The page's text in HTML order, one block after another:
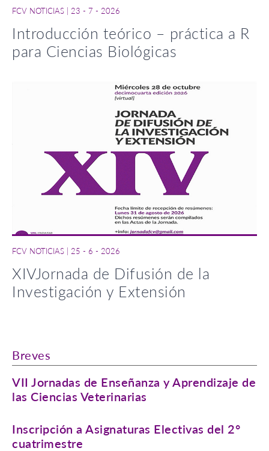
FCV NOTICIAS 23 - 7 - 2026
Introducción teórico – práctica a R
para Ciencias Biológicas
FCV NOTICIAS 25 - 6 - 2026
XIVJornada de Difusión de la
Investigación y Extensión
Breves
VII Jornadas de Enseñanza y Aprendizaje de
las Ciencias Veterinarias
Inscripción a Asignaturas Electivas del 2°
cuatrimestre